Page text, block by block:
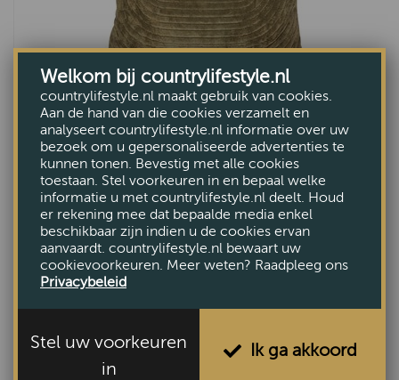
Kussen Ruhla Groen
€27,50
Welkom bij countrylifestyle.nl
countrylifestyle.nl maakt gebruik van cookies.
Aan de hand van die cookies verzamelt en
analyseert countrylifestyle.nl informatie over uw
bezoek om u gepersonaliseerde advertenties te
kunnen tonen. Bevestig met alle cookies
toestaan. Stel voorkeuren in en bepaal welke
informatie u met countrylifestyle.nl deelt. Houd
er rekening mee dat bepaalde media enkel
beschikbaar zijn indien u de cookies ervan
aanvaardt. countrylifestyle.nl bewaart uw
cookievoorkeuren. Meer weten? Raadpleeg ons
Privacybeleid
Stel uw voorkeuren
in
Ik ga akkoord